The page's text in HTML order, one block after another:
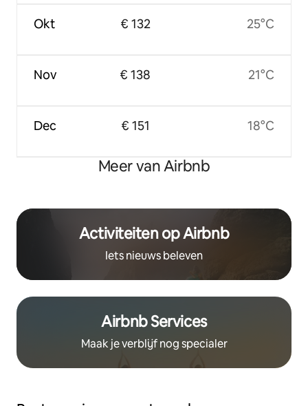
Okt
Nov
Dec
€ 132
€ 138
€ 151
25°C
21°C
18°C
Meer van Airbnb
Activiteiten op Airbnb
Iets nieuws beleven
Airbnb Services
Maak je verblijf nog specialer